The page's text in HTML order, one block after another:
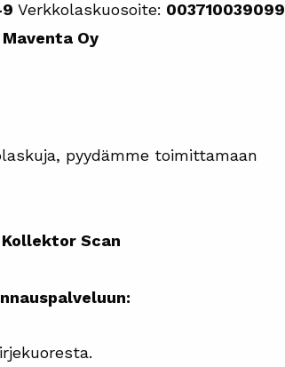
Verkkolaskuosoite: 003710039099
Maventa Oy
pyydämme toimittamaan
Scan